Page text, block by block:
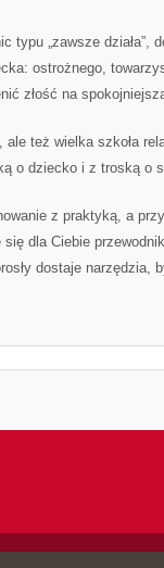
typu „zawsze działa”,
ostrożnego,
złość na
też wielka szkoła
o dziecko i z troską o
z praktyką, a
dla Ciebie
dostaje narzędzia,